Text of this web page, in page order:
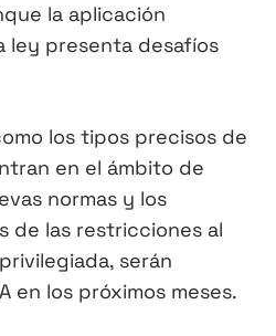
la aplicación
ley presenta desafíos
los tipos precisos de
en el ámbito de
normas y los
de las restricciones al
serán
en los próximos meses.